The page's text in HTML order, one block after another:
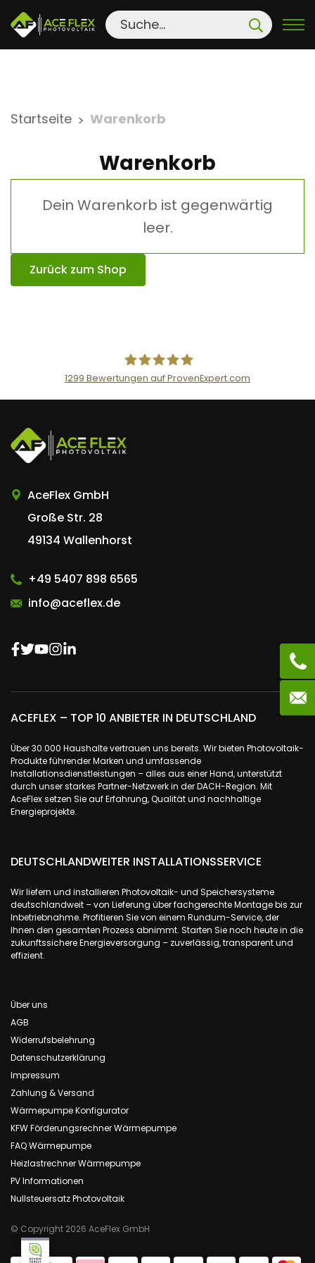
Startseite > Warenkorb
Warenkorb
Dein Warenkorb ist gegenwärtig
leer.
Zurück zum Shop
AceFlex GmbH
1299 Bewertungen auf ProvenExpert.com
AceFlex GmbH
Große Str. 28
49134 Wallenhorst
+49 5407 898 6565
info@aceflex.de
ACEFLEX – TOP 10 ANBIETER IN DEUTSCHLAND
Über 30.000 Haushalte vertrauen uns bereits. Wir bieten Photovoltaik-
Produkte führender Marken und umfassende
Installationsdienstleistungen – alles aus einer Hand, unterstützt
durch unser starkes Partner-Netzwerk in der DACH-Region. Mit
AceFlex setzen Sie auf Erfahrung, Qualität und nachhaltige
Energieprojekte.
DEUTSCHLANDWEITER INSTALLATIONSSERVICE
Wir liefern und installieren Photovoltaik- und Speichersysteme
deutschlandweit – von Lieferung über fachgerechte Montage bis zur
Inbetriebnahme. Profitieren Sie von einem Rundum-Service, der
Ihnen den gesamten Prozess abnimmt. Starten Sie noch heute in die
zukunftssichere Energieversorgung – zuverlässig, transparent und
effizient.
Über uns
AGB
Widerrufsbelehrung
Datenschutzerklärung
Impressum
Zahlung & Versand
Wärmepumpe Konfigurator
KFW Förderungsrechner Wärmepumpe
FAQ Wärmepumpe
Heizlastrechner Wärmepumpe
PV Informationen
Nullsteuersatz Photovoltaik
© Copyright 2026 AceFlex GmbH